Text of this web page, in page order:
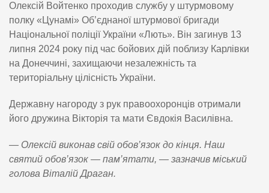
Олексій Войтенко проходив службу у штурмовому
полку «Цунамі» Об’єднаної штурмової бригади
Національної поліції України «Лють». Він загинув 13
липня 2024 року під час бойових дій поблизу Карлівки
на Донеччині, захищаючи незалежність та
територіальну цілісність України.
Державну нагороду з рук правоохоронців отримали
його дружина Вікторія та мати Євдокія Василівна.
— Олексій виконав свій обов’язок до кінця. Наш
святий обов’язок — пам’ятати, — зазначив міський
голова Віталій Драган.